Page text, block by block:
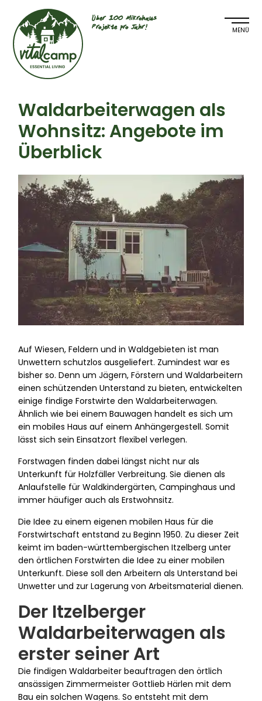
Über 100 Mikrohaus
Projekte pro Jahr!
Waldarbeiterwagen als
Wohnsitz: Angebote im
Überblick
Auf Wiesen, Feldern und in Waldgebieten ist man
Unwettern schutzlos ausgeliefert. Zumindest war es
bisher so. Denn um Jägern, Förstern und Waldarbeitern
einen schützenden Unterstand zu bieten, entwickelten
einige findige Forstwirte den Waldarbeiterwagen.
Ähnlich wie bei einem Bauwagen handelt es sich um
ein mobiles Haus auf einem Anhängergestell. Somit
lässt sich sein Einsatzort flexibel verlegen.
Forstwagen finden dabei längst nicht nur als
Unterkunft für Holzfäller Verbreitung. Sie dienen als
Anlaufstelle für Waldkindergärten, Campinghaus und
immer häufiger auch als Erstwohnsitz.
Die Idee zu einem eigenen mobilen Haus für die
Forstwirtschaft entstand zu Beginn 1950. Zu dieser Zeit
keimt im baden-württembergischen Itzelberg unter
den örtlichen Forstwirten die Idee zu einer mobilen
Unterkunft. Diese soll den Arbeitern als Unterstand bei
Unwetter und zur Lagerung von Arbeitsmaterial dienen.
Der Itzelberger
Waldarbeiterwagen als
erster seiner Art
Die findigen Waldarbeiter beauftragen den örtlich
ansässigen Zimmermeister Gottlieb Härlen mit dem
Bau ein solchen Wagens. So entsteht mit dem